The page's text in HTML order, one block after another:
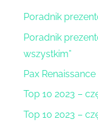
Poradnik
Poradnik
wszystkim”
Pax Renaissance
Top 10 2023 –
Top 10 2023 –